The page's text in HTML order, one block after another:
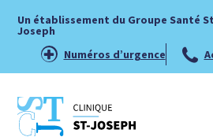
Un établissement du Groupe Santé
Joseph
Numéros d’urgence